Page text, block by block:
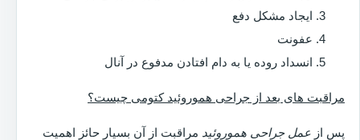
ایجاد مشکل دفع
عفونت
انسداد روده یا به دام افتادن مدفوع در آنال
مراقبت های بعد از جراحی هموروئید کتومی چیست؟
پس از عمل جراحی هموروئید مراقبت از آن بسیار حائز اهمیت